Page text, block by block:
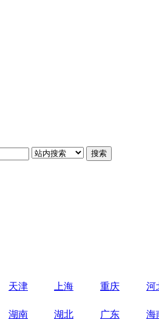
搜索
天津 上海 重庆 河
湖南 湖北 广东 海